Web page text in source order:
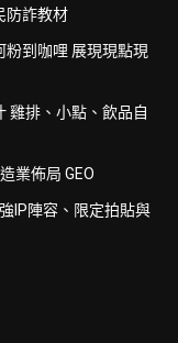
防詐教材
到咖哩 展現現點現
雞排、小點、飲品自
業佈局 GEO
IP陣容、限定拍貼與